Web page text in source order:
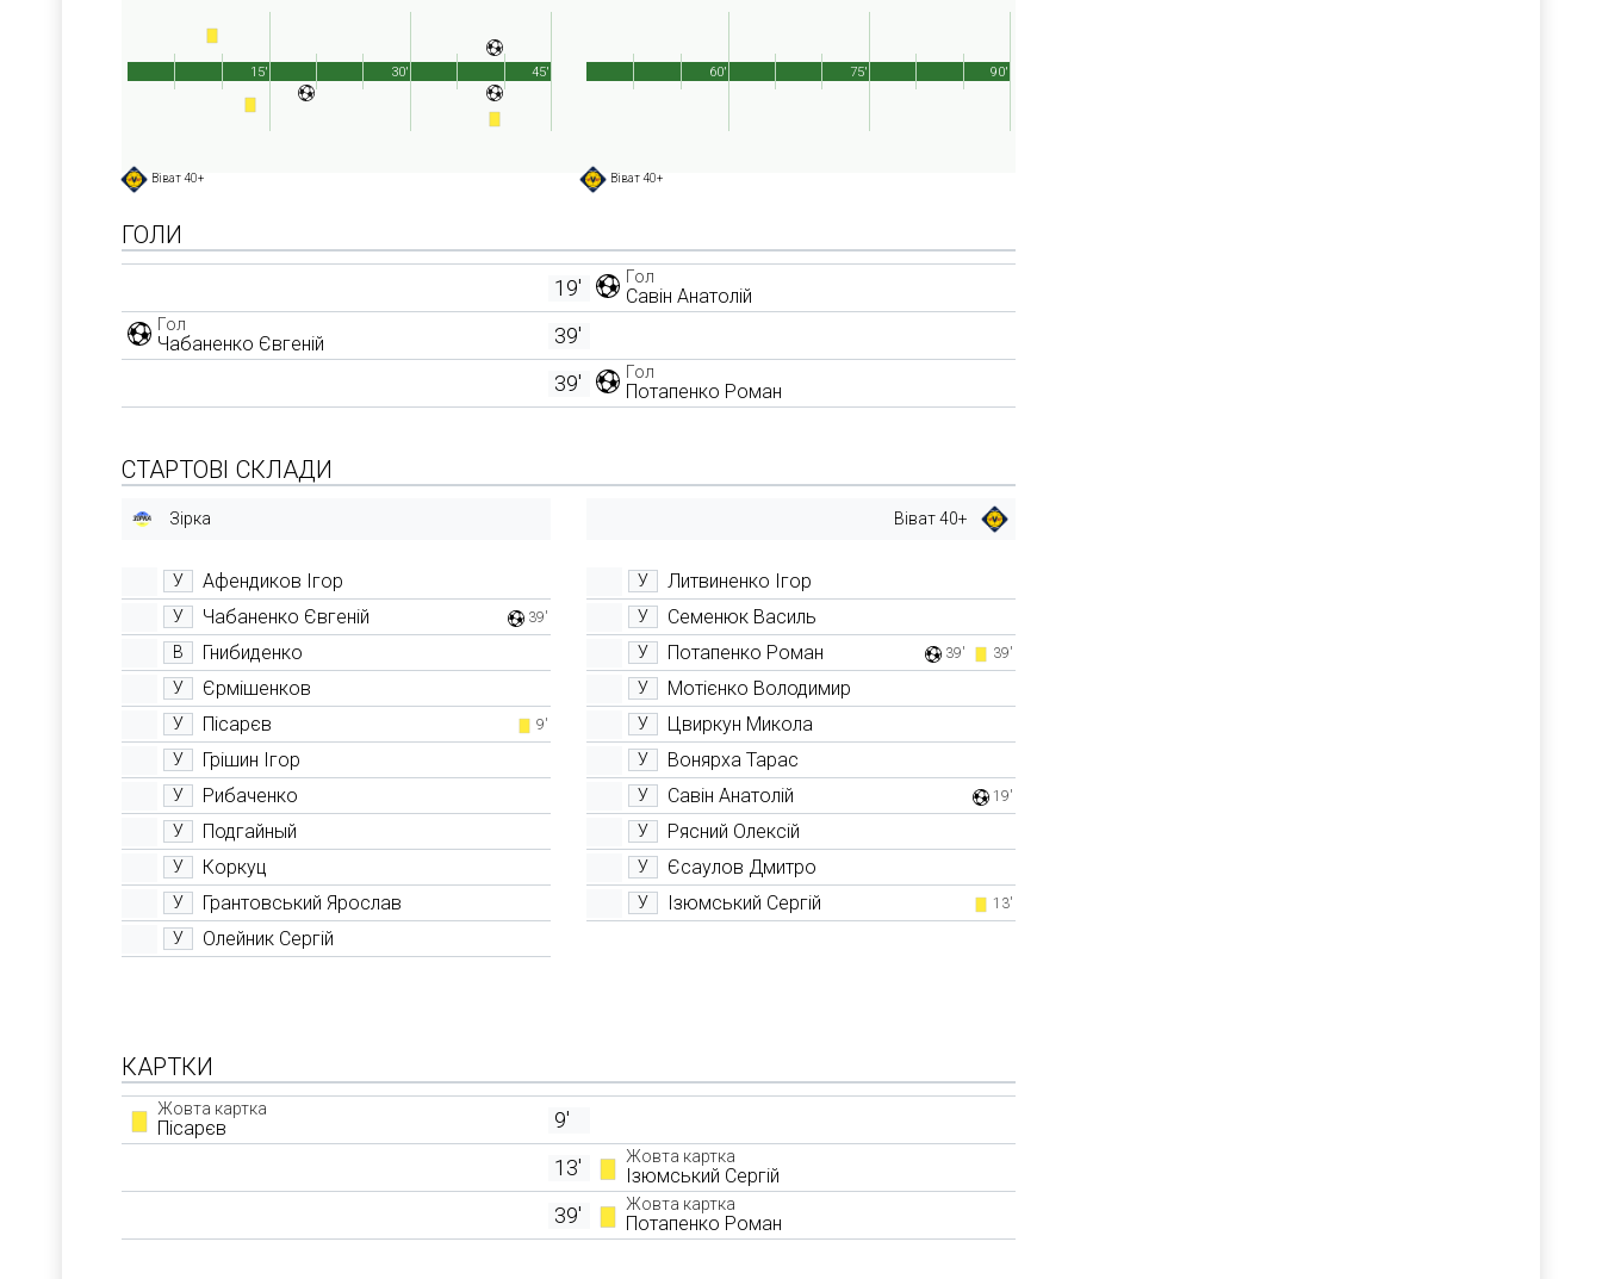
Віват 40+
45'
15' 30'
Віват 40+
90'
60' 75'
ГОЛИ
19' Гол
Савін Анатолій
Гол
Чабаненко Євгеній
39'
39'
Гол
Потапенко Роман
СТАРТОВІ СКЛАДИ
Зірка
У Афендиков Ігор
У Чабаненко Євгеній 39'
В Гнибиденко
У Єрмішенков
У Пісарєв 9'
У Грішин Ігор
У Рибаченко
У Подгайный
У Коркуц
У Грантовський Ярослав
У Олейник Сергій
Віват 40+
У Литвиненко Ігор
У Семенюк Василь
У Потапенко Роман 39' 39'
У Мотієнко Володимир
У Цвиркун Микола
У Вонярха Тарас
У Савін Анатолій 19'
У Рясний Олексій
У Єсаулов Дмитро
У Ізюмський Сергій 13'
КАРТКИ
Жовта картка
Пісарєв
9'
13'
Жовта картка
Ізюмський Сергій
39' Жовта картка
Потапенко Роман